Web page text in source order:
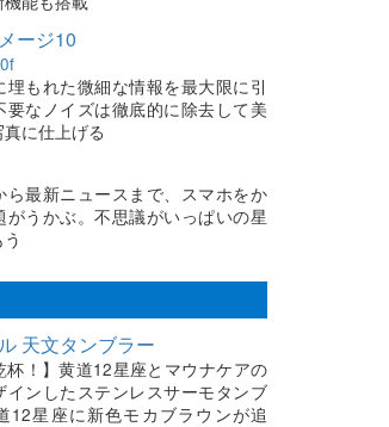
ージ10
埋もれた微細な情報を最大限に引
要なノイズは徹底的に除去して美
真に仕上げる
ら最新ニュースまで、スマホをか
がうかぶ。不思議がいっぱいの星
天文タンブラー
杯！】黄道12星座とマウナケアの
インしたステンレスサーモタンブ
12星座に新色モカブラウンが追